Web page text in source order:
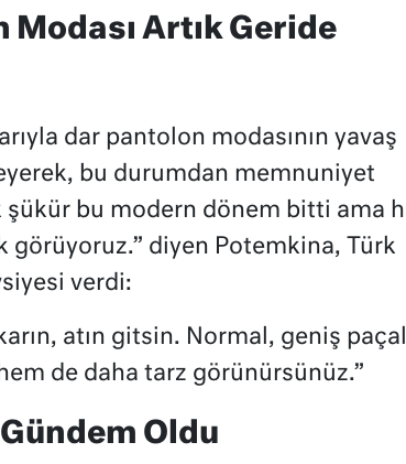
Artık Geride
dar pantolon modasının yavaş
bu durumdan memnuniyet
bu modern dönem bitti ama
görüyoruz.” diyen Potemkina, Türk
verdi:
atın gitsin. Normal, geniş
de daha tarz görünürsünüz.”
Oldu